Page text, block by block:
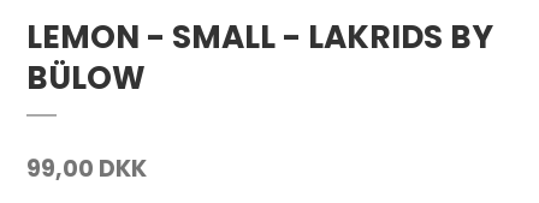
LEMON - SMALL - LAKRIDS BY
BÜLOW
99,00 DKK